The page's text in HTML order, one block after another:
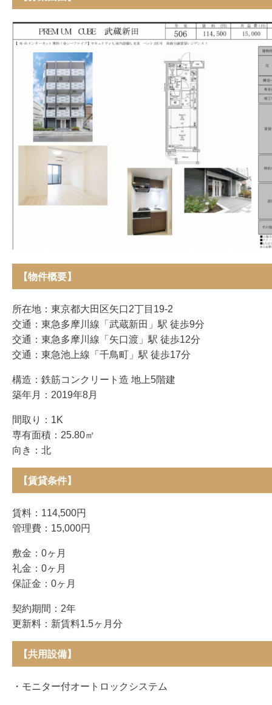
【物件概要】
所在地：東京都大田区矢口2丁目19-2
交通：東急多摩川線「武蔵新田」駅 徒歩9分
交通：東急多摩川線「矢口渡」駅 徒歩12分
交通：東急池上線「千鳥町」駅 徒歩17分
構造：鉄筋コンクリート造 地上5階建
築年月：2019年8月
間取り：1K
専有面積：25.80㎡
向き：北
【賃貸条件】
賃料：114,500円
管理費：15,000円
敷金：0ヶ月
礼金：0ヶ月
保証金：0ヶ月
契約期間：2年
更新料：新賃料1.5ヶ月分
【共用設備】
・モニター付オートロックシステム